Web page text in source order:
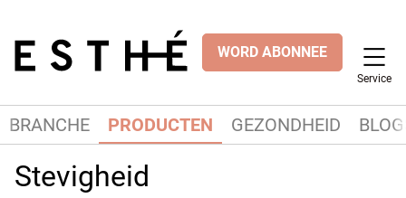
WORD ABONNEE
Service
BRANCHE PRODUCTEN GEZONDHEID
Stevigheid